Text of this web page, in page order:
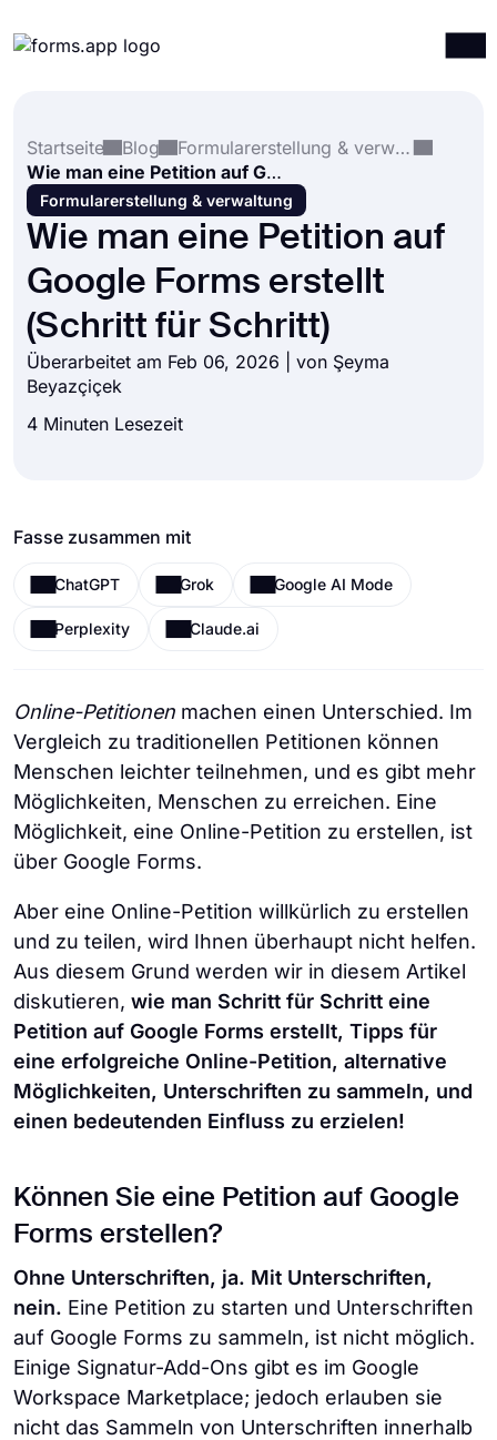
Integrationen
Vorlagen
Ressourcen
Preise
Startseite
Blog
Formularerstellung & verwaltung
Wie man eine Petition auf Google Forms erstellt (Schritt für Schritt)
Formularerstellung & verwaltung
Wie man eine Petition auf
Google Forms erstellt
(Schritt für Schritt)
Überarbeitet am Feb 06, 2026 | von Şeyma
Beyazçiçek
4 Minuten Lesezeit
Fasse zusammen mit
ChatGPT Grok Google AI Mode
Perplexity Claude.ai
Online-Petitionen machen einen Unterschied. Im
Vergleich zu traditionellen Petitionen können
Menschen leichter teilnehmen, und es gibt mehr
Möglichkeiten, Menschen zu erreichen. Eine
Möglichkeit, eine Online-Petition zu erstellen, ist
über Google Forms.
Aber eine Online-Petition willkürlich zu erstellen
und zu teilen, wird Ihnen überhaupt nicht helfen.
Aus diesem Grund werden wir in diesem Artikel
diskutieren, wie man Schritt für Schritt eine
Petition auf Google Forms erstellt, Tipps für
eine erfolgreiche Online-Petition, alternative
Möglichkeiten, Unterschriften zu sammeln, und
einen bedeutenden Einfluss zu erzielen!
Können Sie eine Petition auf Google
Forms erstellen?
Ohne Unterschriften, ja. Mit Unterschriften,
nein. Eine Petition zu starten und Unterschriften
auf Google Forms zu sammeln, ist nicht möglich.
Einige Signatur-Add-Ons gibt es im Google
Workspace Marketplace; jedoch erlauben sie
nicht das Sammeln von Unterschriften innerhalb